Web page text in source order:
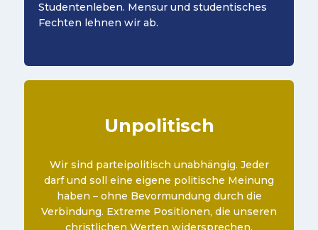
Studentenleben. Mensur und studentisches
Fechten lehnen wir ab.
Unpolitisch
Wir sind parteipolitisch unabhängig. Jeder
darf und soll eine eigene politische Meinung
haben – ohne Bevormundung durch die
Verbindung. Extreme Positionen, die unseren
christlichen Werten widersprechen,